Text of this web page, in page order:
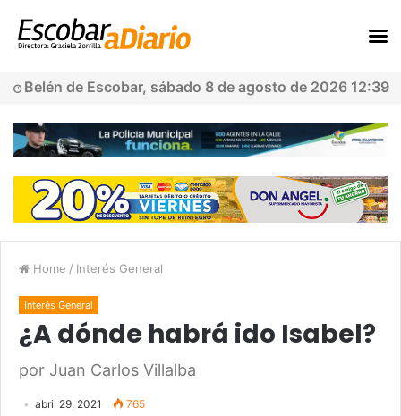
Belén de Escobar, sábado 8 de agosto de 2026 12:39
Home / Interés General
Interés General
¿A dónde habrá ido Isabel?
por Juan Carlos Villalba
abril 29, 2021 765